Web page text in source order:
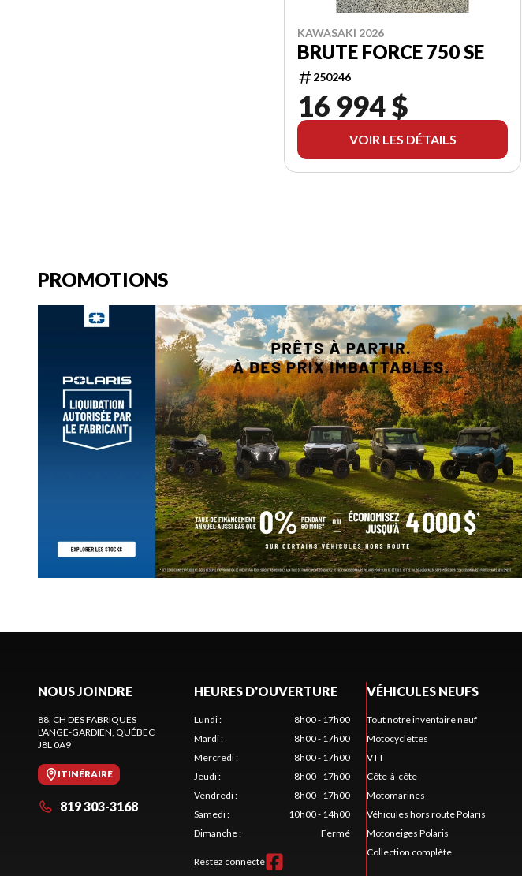
KAWASAKI 2026
BRUTE FORCE 750 SE
250246
16 994 $
VOIR LES DÉTAILS
PROMOTIONS
NOUS JOINDRE
88, CH DES FABRIQUES
L'ANGE-GARDIEN, QUÉBEC
J8L 0A9
ITINÉRAIRE
819 303-3168
HEURES D'OUVERTURE
Lundi:
8h00 - 17h00
Mardi:
8h00 - 17h00
Mercredi:
8h00 - 17h00
Jeudi:
8h00 - 17h00
Vendredi:
8h00 - 17h00
Samedi:
10h00 - 14h00
Dimanche: Fermé
Restez connecté
VÉHICULES NEUFS
Tout notre inventaire neuf
Motocyclettes
VTT
Côte-à-côte
Motomarines
Véhicules hors route Polaris
Motoneiges Polaris
Collection complète